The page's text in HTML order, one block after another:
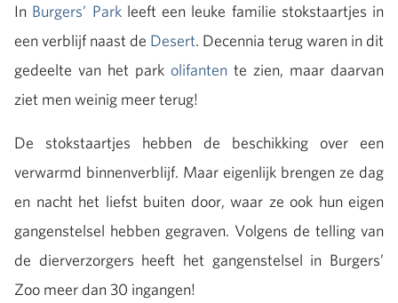
In Burgers’ Park leeft een leuke familie stokstaartjes in
een verblijf naast de Desert. Decennia terug waren in dit
gedeelte van het park olifanten te zien, maar daarvan
ziet men weinig meer terug!
De stokstaartjes hebben de beschikking over een
verwarmd binnenverblijf. Maar eigenlijk brengen ze dag
en nacht het liefst buiten door, waar ze ook hun eigen
gangenstelsel hebben gegraven. Volgens de telling van
de dierverzorgers heeft het gangenstelsel in Burgers’
Zoo meer dan 30 ingangen!